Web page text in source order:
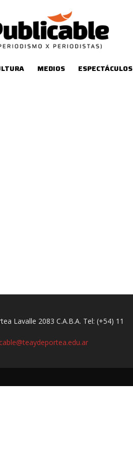
MEDIOS ESPECTÁCULOS
Lavalle 2083 C.A.B.A. Tel: (+54) 11